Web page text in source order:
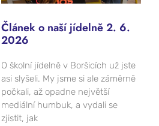
Článek o naší jídelně 2. 6.
2026
O školní jídelně v Boršicích už jste
asi slyšeli. My jsme si ale záměrně
počkali, až opadne největší
mediální humbuk, a vydali se
zjistit, jak